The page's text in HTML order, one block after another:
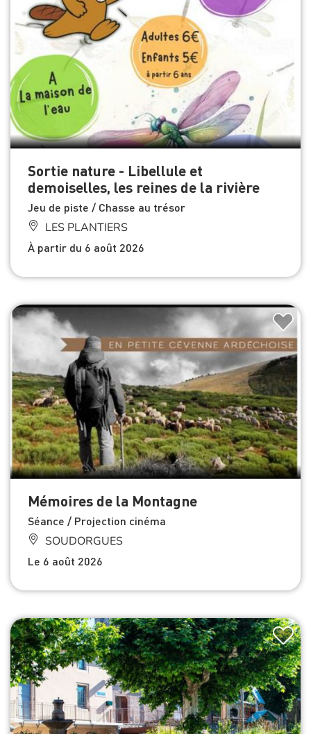
Sortie nature - Libellule et
demoiselles, les reines de la rivière
Jeu de piste / Chasse au trésor
LES PLANTIERS
À partir du 6 août 2026
Mémoires de la Montagne
Séance / Projection cinéma
SOUDORGUES
Le 6 août 2026